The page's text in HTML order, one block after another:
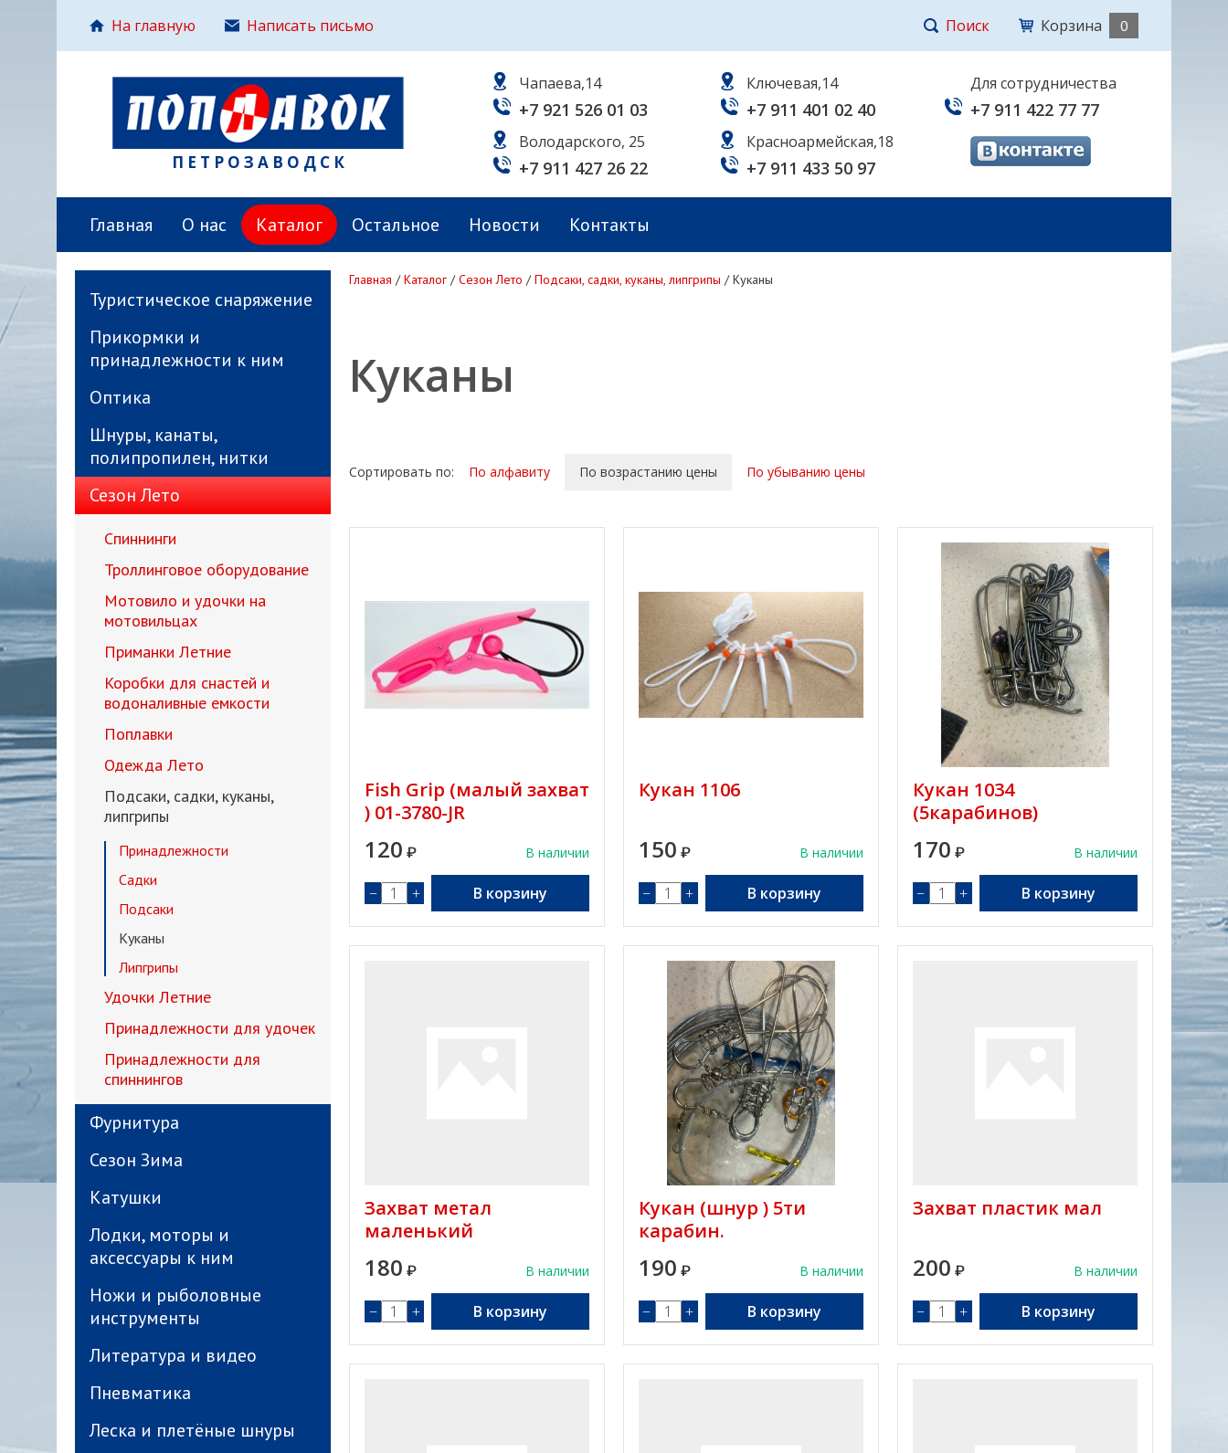
На главную Написать письмо Поиск Корзина 0
ПЕТРОЗАВОДСК
Чапаева,14
+7 921 526 01 03
Володарского, 25
+7 911 427 26 22
Ключевая,14
+7 911 401 02 40
Красноармейская,18
+7 911 433 50 97
Для сотрудничества
+7 911 422 77 77
Главная О нас Каталог Остальное Новости Контакты
Туристическое снаряжение
Прикормки и
принадлежности к ним
Оптика
Шнуры, канаты,
полипропилен, нитки
Сезон Лето
Спиннинги
Троллинговое оборудование
Мотовило и удочки на
мотовильцах
Приманки Летние
Коробки для снастей и
водоналивные емкости
Поплавки
Одежда Лето
Подсаки, садки, куканы,
липгрипы
Принадлежности
Садки
Подсаки
Куканы
Липгрипы
Удочки Летние
Принадлежности для удочек
Принадлежности для
спиннингов
Фурнитура
Сезон Зима
Катушки
Лодки, моторы и
аксессуары к ним
Ножи и рыболовные
инструменты
Литература и видео
Пневматика
Леска и плетёные шнуры
Главная /Каталог /Сезон Лето /Подсаки, садки, куканы, липгрипы /Куканы
Куканы
Сортировать по: По алфавиту По возрастанию цены По убыванию цены
Fish Grip (малый захват
) 01-3780-JR
120 ₽ В наличии
− + В корзину
Кукан 1106
150 ₽ В наличии
− + В корзину
Кукан 1034
(5карабинов)
170 ₽ В наличии
− + В корзину
Захват метал
маленький
180 ₽ В наличии
− + В корзину
Кукан (шнур ) 5ти
карабин.
190 ₽ В наличии
− + В корзину
Захват пластик мал
200 ₽ В наличии
− + В корзину